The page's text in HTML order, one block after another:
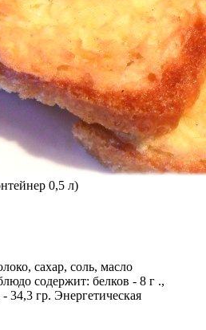
0,5 л)
сахар, соль, масло
содержит: белков - 8 г .,
34,3 гр. Энергетическая